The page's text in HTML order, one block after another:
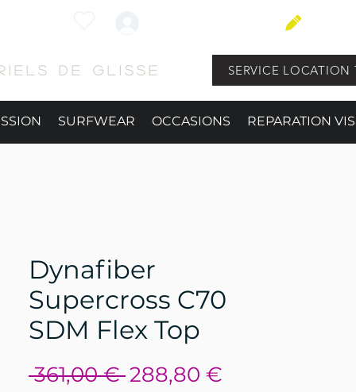
de glisse SERVICE LOCATION
SURFWEAR OCCASIONS REPARATION
Dynafiber
Supercross C70
SDM Flex Top
361,00 € Prix
288,80 €